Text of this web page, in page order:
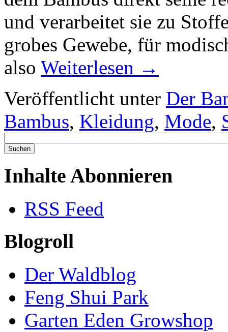
und verarbeitet sie zu
grobes Gewebe, für
also Weiterlesen →
Veröffentlicht unter Der
Bambus, Kleidung, Mode,
Inhalte Abonnieren
RSS Feed
Blogroll
Der Waldblog
Feng Shui Park
Garten Eden Growshop